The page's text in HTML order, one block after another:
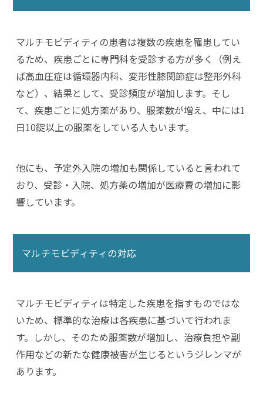
マルチモビディティの患者は複数の疾患を罹患してい
るため、疾患ごとに専門科を受診する方が多く（例え
ば高血圧症は循環器内科、変形性膝関節症は整形外科
など）、結果として、受診頻度が増加します。そし
て、疾患ごとに処方薬があり、服薬数が増え、中には1
日10錠以上の服薬をしている人もいます。
他にも、予定外入院の増加も関係していると言われて
おり、受診・入院、処方薬の増加が医療費の増加に影
響しています。
マルチモビディティの対応
マルチモビディティは特定した疾患を指すものではな
いため、標準的な治療は各疾患に基づいて行われま
す。しかし、そのため服薬数が増加し、治療負担や副
作用などの新たな健康被害が生じるというジレンマが
あります。